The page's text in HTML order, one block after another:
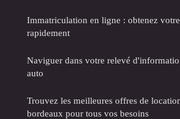
Immatriculation en ligne : obtenez
rapidement
Naviguer dans votre relevé
auto
Trouvez les meilleures offres de
bordeaux pour tous vos besoins